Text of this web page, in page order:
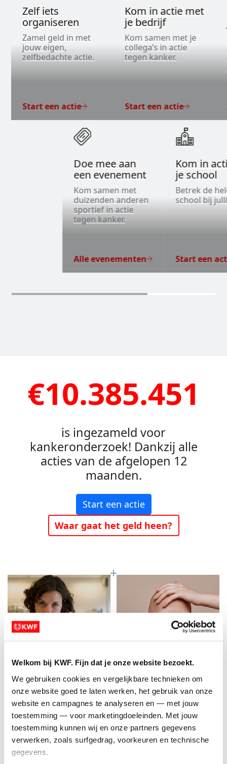
Welkom bij KWF. Fijn dat je onze website bezoekt.
We gebruiken cookies en vergelijkbare technieken om
onze website goed te laten werken, het gebruik van onze
website en campagnes te analyseren en — met jouw
toestemming — voor marketingdoeleinden. Met jouw
toestemming kunnen wij en onze partners gegevens
verwerken, zoals surfgedrag, voorkeuren en technische
gegevens.
Zelf iets
organiseren
Zamel geld in met
jouw eigen,
zelfbedachte actie.
Start een actie
Kom in actie met
je bedrijf
Kom samen met je
collega’s in actie
tegen kanker.
Start een actie
Doe mee aan
een evenement
Kom samen met
duizenden anderen
sportief in actie
tegen kanker.
Alle evenementen
Kom in
je school
Betrek de
school bij
Start een
€10.385.451
is ingezameld voor
kankeronderzoek! Dankzij alle
acties van de afgelopen 12
maanden.
Start een actie
Waar gaat het geld heen?
Baanbrekend
onderzoek
Meer kans op
genezing